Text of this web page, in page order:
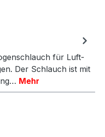
für Luft-
Der Schlauch ist mit
Mehr